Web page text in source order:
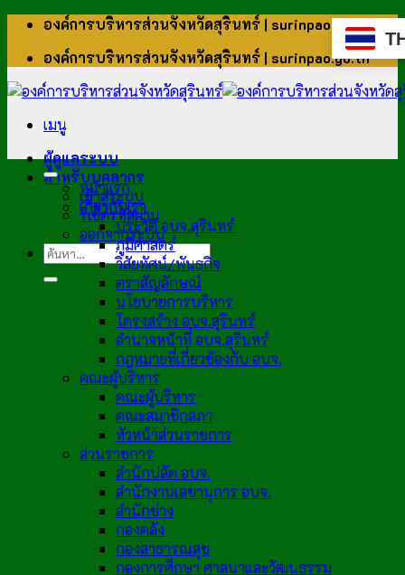
ข้าม
เนื้อหา
องค์การบริหารส่วนจังหวัดสุรินทร์ | surinpao.go.th
องค์การบริหารส่วนจังหวัดสุรินทร์ | surinpao.go.th
เมนู
ผู้ดูแลระบบ
สำหรับบุคลากร
เข้าสู่ระบบ
รีเซ็ตรหัสผ่าน
ออกจากระบบ
หน้าแรก
เกี่ยวกับเรา
ประวัติ อบจ.สุรินทร์
ภูมิศาสตร์
วิสัยทัศน์/พันธกิจ
ตราสัญลักษณ์
นโยบายการบริหาร
โครงสร้าง อบจ.สุรินทร์
อำนาจหน้าที่ อบจ.สุรินทร์
กฎหมายที่เกี่ยวข้องกับ อบจ.
คณะผู้บริหาร
คณะผู้บริหาร
คณะสมาชิกสภา
หัวหน้าส่วนราชการ
ส่วนราชการ
สำนักปลัด อบจ.
สำนักงานเลขานุการ อบจ.
สำนักช่าง
กองคลัง
กองสาธารณสุข
กองการศึกษา ศาสนาและวัฒนธรรม